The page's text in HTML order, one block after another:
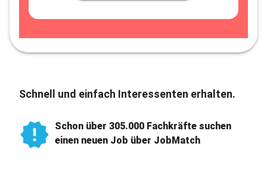
Schnell und einfach Interessenten erhalten.
Schon über 305.000 Fachkräfte suchen
einen neuen Job über JobMatch